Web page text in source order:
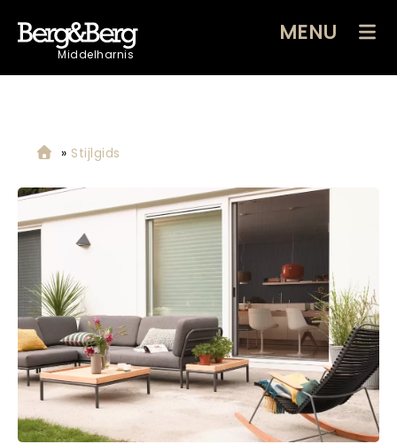
Middelharnis
MENU
» Stijlgids